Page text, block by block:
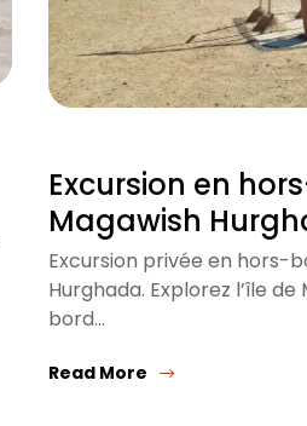
Excursion en
Magawish
Excursion privée en hors-
Hurghada. Explorez l’île
bord…
Read More